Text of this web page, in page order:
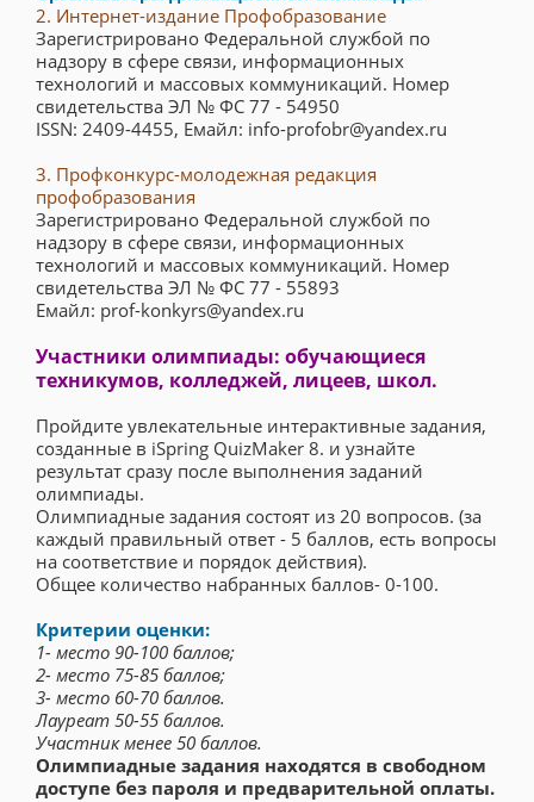
2. Интернет-издание Профобразование
Зарегистрировано Федеральной службой по
надзору в сфере связи, информационных
технологий и массовых коммуникаций. Номер
свидетельства ЭЛ № ФС 77 - 54950
ISSN: 2409-4455, Емайл: info-profobr@yandex.ru
3. Профконкурс-молодежная редакция
профобразования
Зарегистрировано Федеральной службой по
надзору в сфере связи, информационных
технологий и массовых коммуникаций. Номер
свидетельства ЭЛ № ФС 77 - 55893
Емайл: prof-konkyrs@yandex.ru
Участники олимпиады: обучающиеся
техникумов, колледжей, лицеев, школ.
Пройдите увлекательные интерактивные задания,
созданные в iSpring QuizMaker 8. и узнайте
результат сразу после выполнения заданий
олимпиады.
Олимпиадные задания состоят из 20 вопросов. (за
каждый правильный ответ - 5 баллов, есть вопросы
на соответствие и порядок действия).
Общее количество набранных баллов- 0-100.
Критерии оценки:
1- место 90-100 баллов;
2- место 75-85 баллов;
3- место 60-70 баллов.
Лауреат 50-55 баллов.
Участник менее 50 баллов.
Олимпиадные задания находятся в свободном
доступе без пароля и предварительной оплаты.